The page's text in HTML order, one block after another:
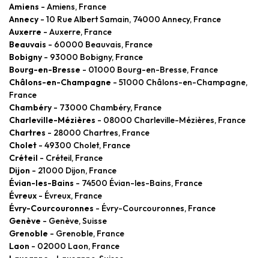
Amiens - Amiens, France
Annecy - 10 Rue Albert Samain, 74000 Annecy, France
Auxerre - Auxerre, France
Beauvais - 60000 Beauvais, France
Bobigny - 93000 Bobigny, France
Bourg-en-Bresse - 01000 Bourg-en-Bresse, France
Châlons-en-Champagne - 51000 Châlons-en-Champagne,
France
Chambéry - 73000 Chambéry, France
Charleville-Mézières - 08000 Charleville-Mézières, France
Chartres - 28000 Chartres, France
Cholet - 49300 Cholet, France
Créteil - Créteil, France
Dijon - 21000 Dijon, France
Évian-les-Bains - 74500 Évian-les-Bains, France
Évreux - Évreux, France
Évry-Courcouronnes - Évry-Courcouronnes, France
Genève - Genève, Suisse
Grenoble - Grenoble, France
Laon - 02000 Laon, France